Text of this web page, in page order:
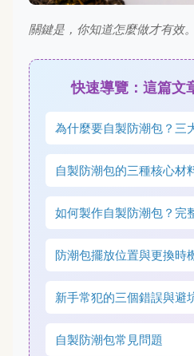
關鍵是，你知道怎麼做才有效。
快速導覽：這篇文
為什麼要自製防潮包？三
自製防潮包的三種核心材
如何製作自製防潮包？完
防潮包擺放位置與更換時
新手常犯的三個錯誤與避
自製防潮包常見問題